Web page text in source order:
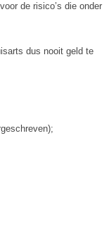
de risico’s die onder
dus nooit geld te